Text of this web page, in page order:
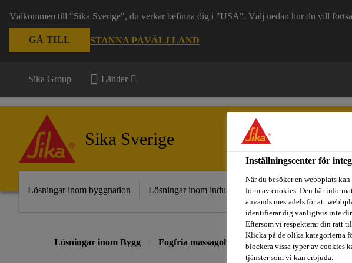
Välkommen till "Sika Sverige", du verkar befinna dig i "USA". Välj nedan hur du vill
GÅ TILL STANNA PÅVÄLJ LAND
Sika Group Länder
Sika Sverige
Lösningar inom byggnation Lösningar inom industri Fritidsbåtar
Lösningar inom Bygg Fogfria massagolv Ucrete Tillbehör
Inställningscenter för
När du besöker en webbplats
form av cookies. Den här
används mestadels för att
identifierar dig vanligtvis inte
Eftersom vi respekterar din rätt
Klicka på de olika kategorierna
blockera vissa typer av cookies
tjänster som vi kan erbjuda.